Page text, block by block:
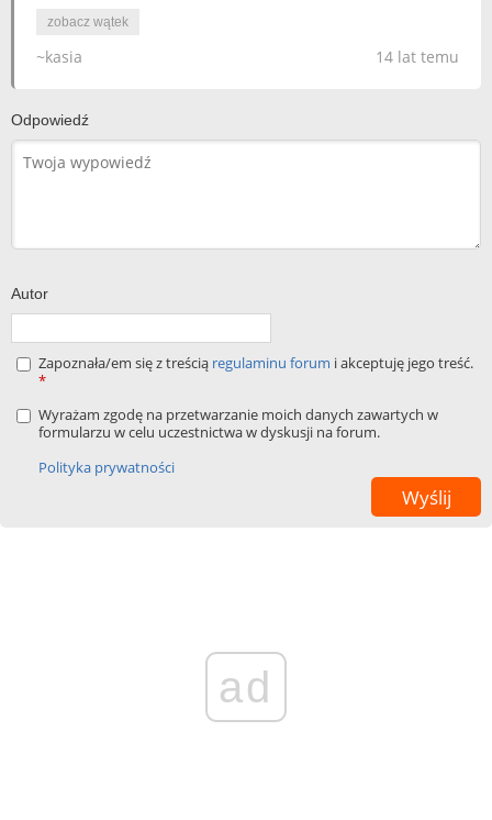
zobacz wątek
14 lat temu
~kasia
Odpowiedź
Autor
Zapoznała/em się z treścią regulaminu forum i akceptuję jego treść.
*
Wyrażam zgodę na przetwarzanie moich danych zawartych w
formularzu w celu uczestnictwa w dyskusji na forum.
Polityka prywatności
ad